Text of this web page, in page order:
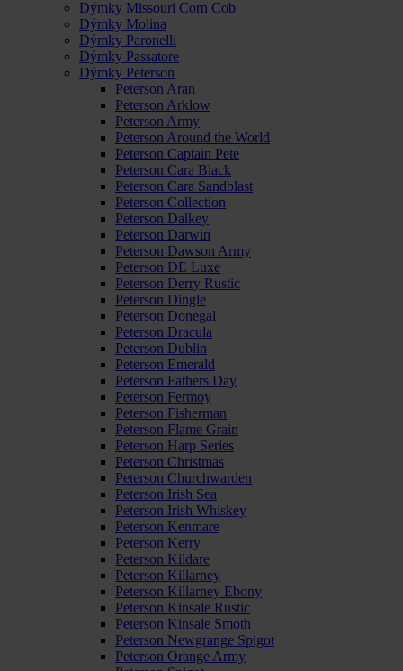
Dýmky Missouri Corn Cob
Dýmky Molina
Dýmky Paronelli
Dýmky Passatore
Dýmky Peterson
Peterson Aran
Peterson Arklow
Peterson Army
Peterson Around the World
Peterson Captain Pete
Peterson Cara Black
Peterson Cara Sandblast
Peterson Collection
Peterson Dalkey
Peterson Darwin
Peterson Dawson Army
Peterson DE Luxe
Peterson Derry Rustic
Peterson Dingle
Peterson Donegal
Peterson Dracula
Peterson Dublin
Peterson Emerald
Peterson Fathers Day
Peterson Fermoy
Peterson Fisherman
Peterson Flame Grain
Peterson Harp Series
Peterson Christmas
Peterson Churchwarden
Peterson Irish Sea
Peterson Irish Whiskey
Peterson Kenmare
Peterson Kerry
Peterson Kildare
Peterson Killarney
Peterson Killarney Ebony
Peterson Kinsale Rustic
Peterson Kinsale Smoth
Peterson Newgrange Spigot
Peterson Orange Army